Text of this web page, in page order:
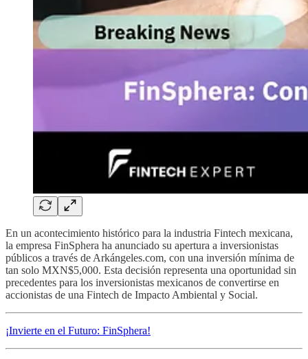
En un acontecimiento histórico para la industria Fintech mexicana,
la empresa FinSphera ha anunciado su apertura a inversionistas
públicos a través de Arkángeles.com, con una inversión mínima de
tan solo MXN$5,000. Esta decisión representa una oportunidad sin
precedentes para los inversionistas mexicanos de convertirse en
accionistas de una Fintech de Impacto Ambiental y Social.
¡Invierte en el Futuro: FinSphera!